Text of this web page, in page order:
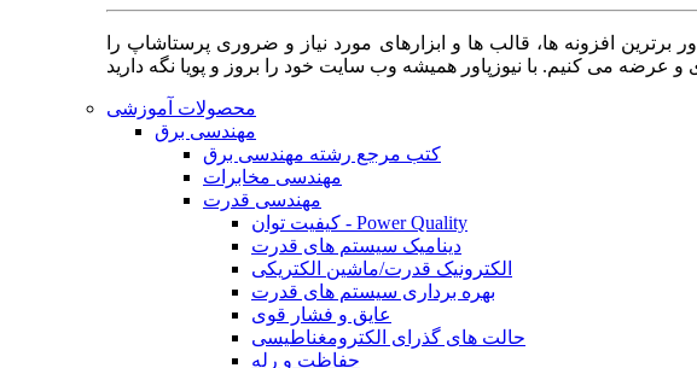
افزونه ها، قالب ها و ابزارهای مورد نیاز و ضروری پرستاشاپ را
محصولات آموزشی
مهندسی برق
کتب مرجع رشته مهندسی برق
مهندسی مخابرات
مهندسی قدرت
کیفیت توان - Power Quality
دینامیک سیستم های قدرت
الکترونیک قدرت/ماشین الکتریکی
بهره برداری سیستم های قدرت
عایق و فشار قوی
حالت های گذرای الکترومغناطیسی
حفاظت و رله